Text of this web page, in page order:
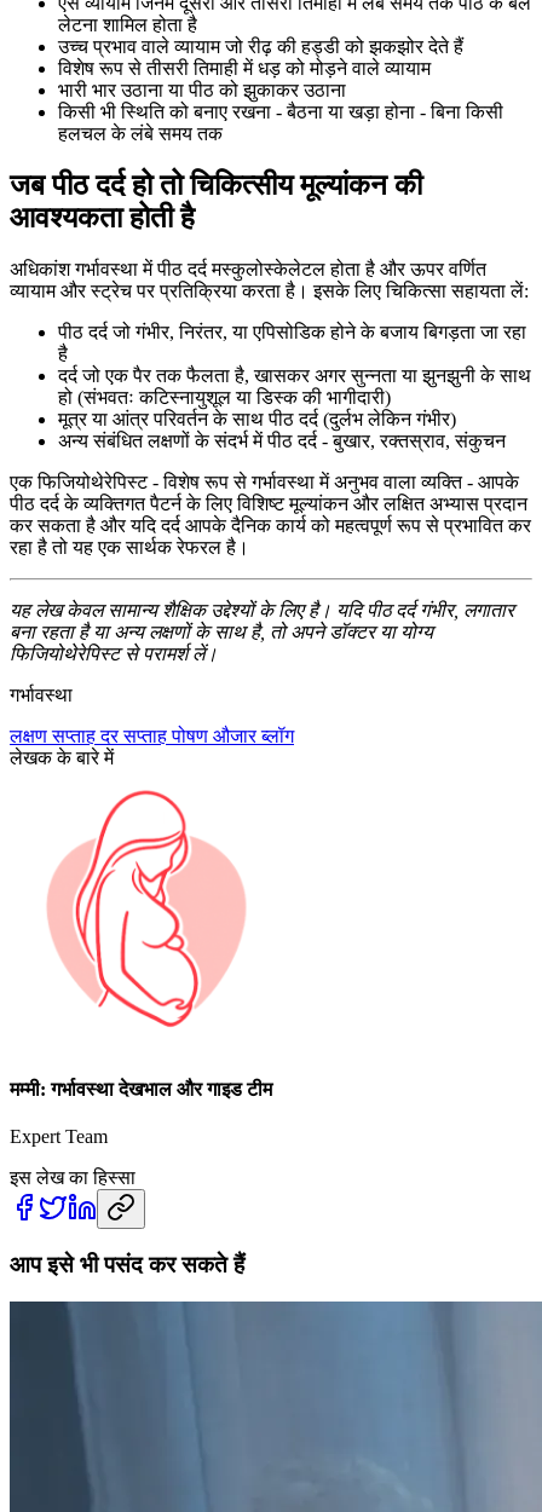
लेटना शामिल होता है
उच्च प्रभाव वाले व्यायाम जो रीढ़ की हड्डी को झकझोर देते हैं
विशेष रूप से तीसरी तिमाही में धड़ को मोड़ने वाले व्यायाम
भारी भार उठाना या पीठ को झुकाकर उठाना
किसी भी स्थिति को बनाए रखना - बैठना या खड़ा होना - बिना किसी
हलचल के लंबे समय तक
जब पीठ दर्द हो तो चिकित्सीय मूल्यांकन की
आवश्यकता होती है
अधिकांश गर्भावस्था में पीठ दर्द मस्कुलोस्केलेटल होता है और ऊपर वर्णित
व्यायाम और स्ट्रेच पर प्रतिक्रिया करता है। इसके लिए चिकित्सा सहायता लें:
पीठ दर्द जो गंभीर, निरंतर, या एपिसोडिक होने के बजाय बिगड़ता जा रहा
है
दर्द जो एक पैर तक फैलता है, खासकर अगर सुन्नता या झुनझुनी के साथ
हो (संभवतः कटिस्नायुशूल या डिस्क की भागीदारी)
मूत्र या आंत्र परिवर्तन के साथ पीठ दर्द (दुर्लभ लेकिन गंभीर)
अन्य संबंधित लक्षणों के संदर्भ में पीठ दर्द - बुखार, रक्तस्राव, संकुचन
एक फिजियोथेरेपिस्ट - विशेष रूप से गर्भावस्था में अनुभव वाला व्यक्ति - आपके
पीठ दर्द के व्यक्तिगत पैटर्न के लिए विशिष्ट मूल्यांकन और लक्षित अभ्यास प्रदान
कर सकता है और यदि दर्द आपके दैनिक कार्य को महत्वपूर्ण रूप से प्रभावित कर
रहा है तो यह एक सार्थक रेफरल है।
यह लेख केवल सामान्य शैक्षिक उद्देश्यों के लिए है। यदि पीठ दर्द गंभीर, लगातार
बना रहता है या अन्य लक्षणों के साथ है, तो अपने डॉक्टर या योग्य
फिजियोथेरेपिस्ट से परामर्श लें।
गर्भावस्था
लक्षणसप्ताह दर सप्ताहपोषण औजारब्लॉग
लेखक के बारे में
मम्मी: गर्भावस्था देखभाल और गाइड टीम
Expert Team
इस लेख का हिस्सा
आप इसे भी पसंद कर सकते हैं